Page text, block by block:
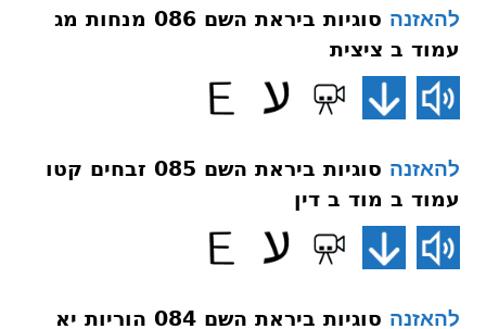
להאזנה
סוגיות ביראת השם 086 מנחות מג
עמוד ב ציצית
להאזנה
סוגיות ביראת השם 085 זבחים קטו
עמוד ב מוד ב דין
להאזנה
סוגיות ביראת השם 084 הוריות יא